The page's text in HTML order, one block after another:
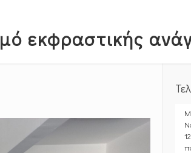
εκφραστικής